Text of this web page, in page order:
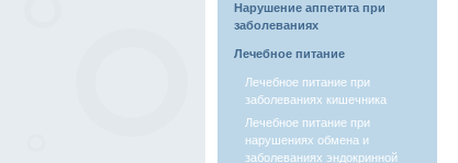
Нарушение аппетита при
заболеваниях
Лечебное питание
Лечебное питание при
заболеваниях кишечника
Лечебное питание при
нарушениях обмена и
заболеваниях эндокринной